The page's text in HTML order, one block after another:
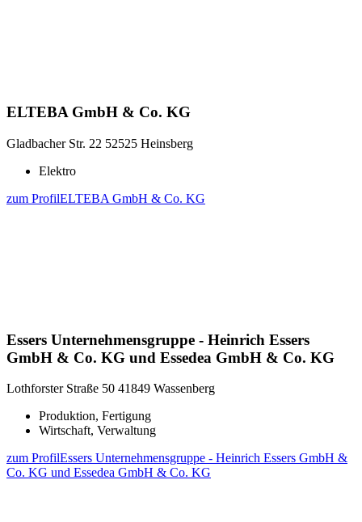
ELTEBA GmbH & Co. KG
Gladbacher Str. 22 52525 Heinsberg
Elektro
zum ProfilELTEBA GmbH & Co. KG
Essers Unternehmensgruppe - Heinrich Essers
GmbH & Co. KG und Essedea GmbH & Co. KG
Lothforster Straße 50 41849 Wassenberg
Produktion, Fertigung
Wirtschaft, Verwaltung
zum ProfilEssers Unternehmensgruppe - Heinrich Essers GmbH &
Co. KG und Essedea GmbH & Co. KG